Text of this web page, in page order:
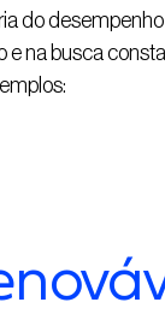
do
na busca